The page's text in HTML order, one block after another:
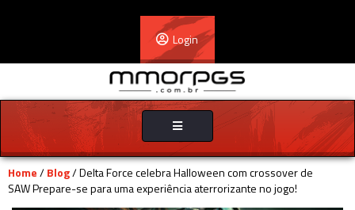
Login
Toggle
navigation
Home/Blog/ Delta Force celebra Halloween com crossover de
SAW Prepare-se para uma experiência aterrorizante no jogo!